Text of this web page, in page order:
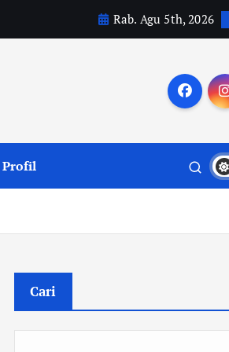
Rab. Agu 5th, 2026
Profil
Cari